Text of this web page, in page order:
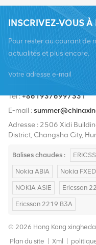
INSCRIVEZ-VOUS À
Pour rester au courant de
actualités et plus encore.
Tél :+8619376997331
E-mail :
Adresse : 2506 Xidi
District, Changsha City,
Balises chaudes :
Nokia ABIA Nokia FXED
NOKIA ASIE Ericsson
Ericsson 2219 B3A
© 2026 Hong Kong
Plan du site
Xml